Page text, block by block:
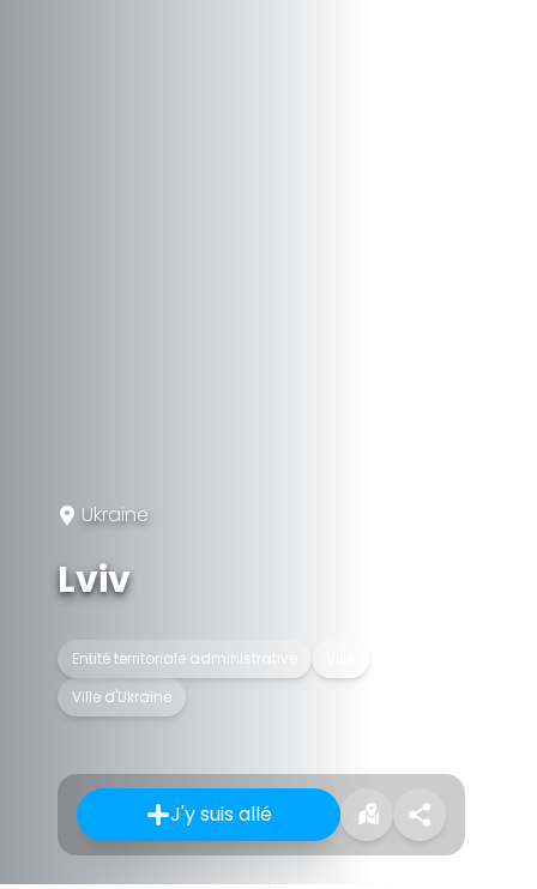
Ukraine
Lviv
Entité territoriale administrative
Ville d'Ukraine
J'y suis allé